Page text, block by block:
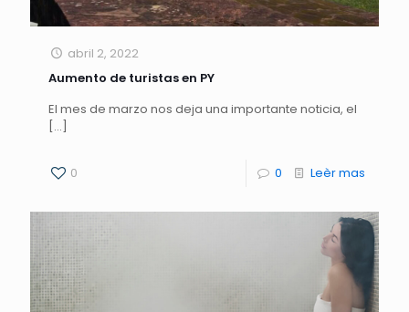
abril 2, 2022
Aumento de turistas en PY
El mes de marzo nos deja una importante noticia, el
[…]
0 0 Leèr mas